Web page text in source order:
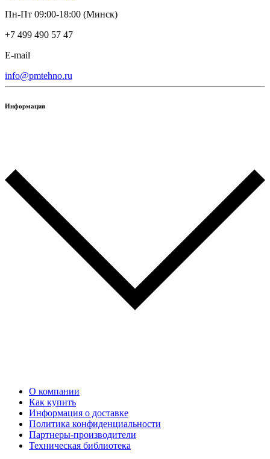
Пн-Пт 09:00-18:00 (Минск)
+7 499 490 57 47
E-mail
info@pmtehno.ru
Информация
О компании
Как купить
Информация о доставке
Политика конфиденциальности
Партнеры-производители
Техническая библиотека